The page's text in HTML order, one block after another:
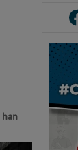
han
r